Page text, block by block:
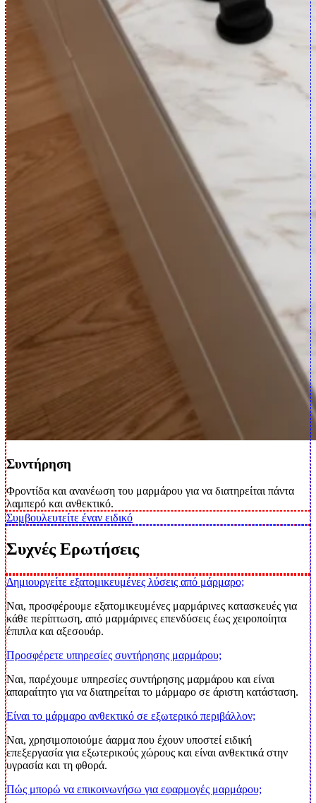
Συντήρηση
Φροντίδα και ανανέωση του μαρμάρου για να διατηρείται πάντα
λαμπερό και ανθεκτικό.
Συμβουλευτείτε έναν ειδικό
Συχνές Ερωτήσεις
Δημιουργείτε εξατομικευμένες λύσεις από μάρμαρο;
Ναι, προσφέρουμε εξατομικευμένες μαρμάρινες κατασκευές για
κάθε περίπτωση, από μαρμάρινες επενδύσεις έως χειροποίητα
έπιπλα και αξεσουάρ.
Προσφέρετε υπηρεσίες συντήρησης μαρμάρου;
Ναι, παρέχουμε υπηρεσίες συντήρησης μαρμάρου και είναι
απαραίτητο για να διατηρείται το μάρμαρο σε άριστη κατάσταση.
Είναι το μάρμαρο ανθεκτικό σε εξωτερικό περιβάλλον;
Ναι, χρησιμοποιούμε άαρμα που έχουν υποστεί ειδική
επεξεργασία για εξωτερικούς χώρους και είναι ανθεκτικά στην
υγρασία και τη φθορά.
Πώς μπορώ να επικοινωνήσω για εφαρμογές μαρμάρου;